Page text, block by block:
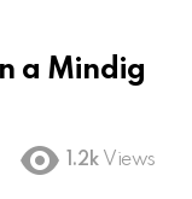
a Mindig
1.2k Views